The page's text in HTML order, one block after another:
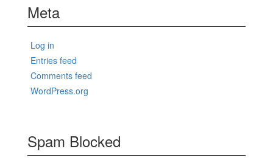
Meta
Log in
Entries feed
Comments feed
WordPress.org
Spam Blocked